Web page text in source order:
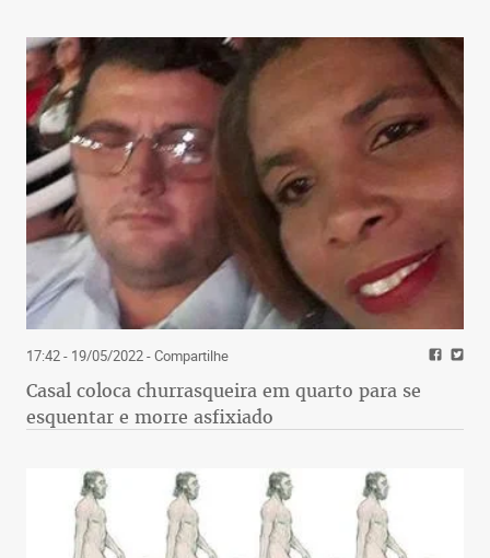
17:42 - 19/05/2022- Compartilhe
Casal coloca churrasqueira em quarto para se
esquentar e morre asfixiado